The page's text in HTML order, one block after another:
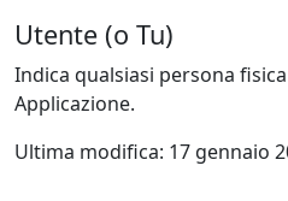
Utente (o Tu)
Indica qualsiasi persona
Applicazione.
Ultima modifica: 17 gennaio